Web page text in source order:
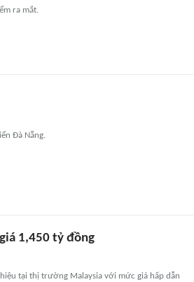
ra mắt.
Đà Nẵng.
1,450 tỷ đồng
tại thị trường Malaysia với mức giá hấp dẫn